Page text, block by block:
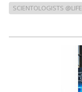
SCIENTOLOGISTS @LIFE